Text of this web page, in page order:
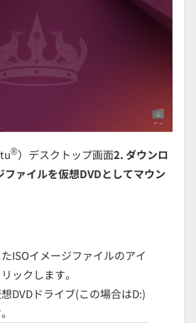
®）デスクトップ画面2. ダウンロ
ファイルを仮想DVDとしてマウン
ISOイメージファイルのアイ
ックします。
DVDドライブ(この場合はD:)